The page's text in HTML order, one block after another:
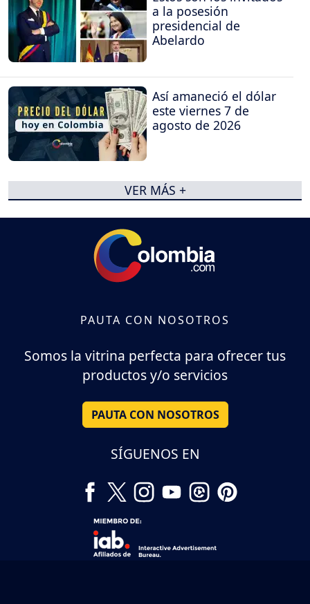
a la posesión
presidencial de
Abelardo
Así amaneció el dólar
este viernes 7 de
agosto de 2026
VER MÁS +
PAUTA CON NOSOTROS
Somos la vitrina perfecta para ofrecer tus
productos y/o servicios
PAUTA CON NOSOTROS
SÍGUENOS EN